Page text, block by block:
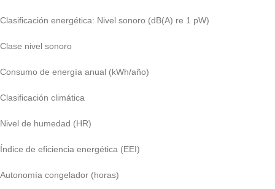
Clasificación energética: Nivel sonoro (dB(A) re 1 pW)
Clase nivel sonoro
Consumo de energía anual (kWh/año)
Clasificación climática
Nivel de humedad (HR)
Índice de eficiencia energética (EEI)
Autonomía congelador (horas)